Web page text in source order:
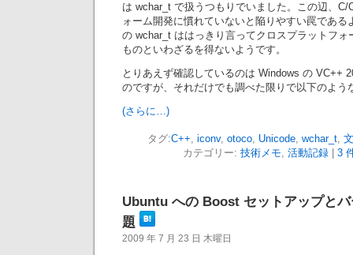
は wchar_t で扱うつもりでいました。この辺、
ォーム開発に慣れていないと陥りやすい罠であ
の wchar_t ははっきり言ってクロスプラットフォ
ものといわざるを得ないようです。
とりあえず確認しているのは Windows の VC++
のですが、それだけでも調べた限りで以下のよう
(さらに…)
タグ:C++, iconv, otoco, Unicode, wchar_t,
カテゴリー: 技術メモ, 活動記録 3
Ubuntu への Boost セットアップと
題
2009 年 7 月 23 日 木曜日